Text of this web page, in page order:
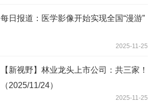
每日报道：医学影像开始实现全国“漫游”
2025-11-25
【新视野】林业龙头上市公司：共三家！
（2025/11/24）
2025-11-25